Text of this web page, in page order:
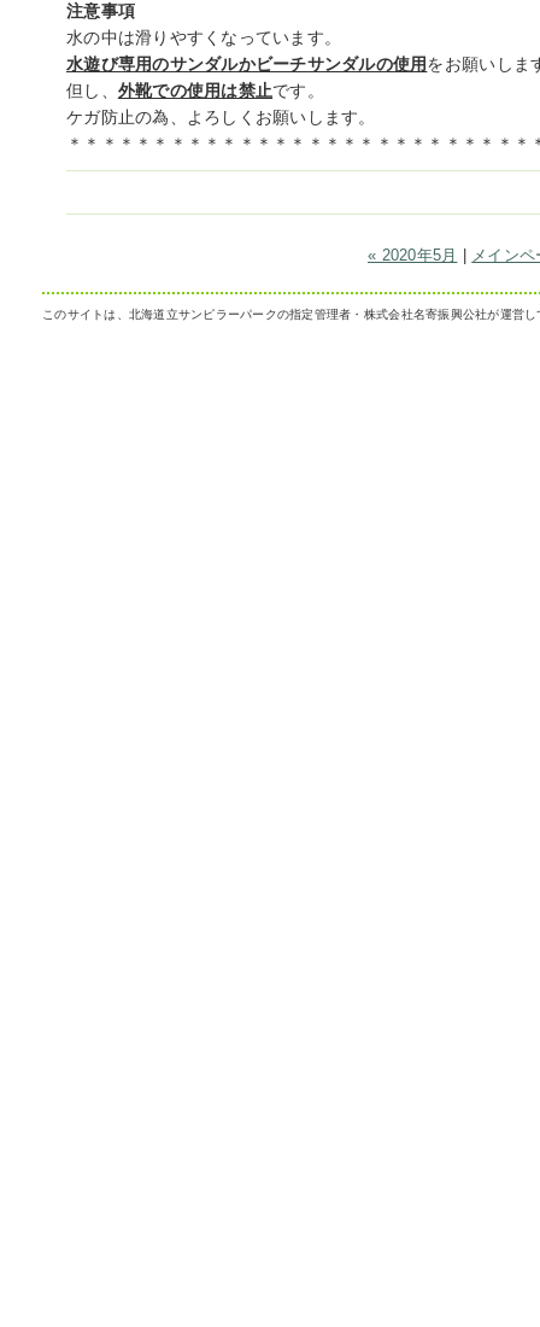
注意事項
水の中は滑りやすくなっています。
水遊び専用のサンダルかビーチサンダルの使用をお願いしま
但し、 外靴での使用は禁止です。
ケガ防止の為、よろしくお願いします。
＊＊＊＊＊＊＊＊＊＊＊＊＊＊＊＊＊＊＊＊＊＊＊＊＊＊＊
« 2020年5月 メインペ
このサイトは、北海道立サンピラーパークの指定管理者・株式会社名寄振興公社が運営